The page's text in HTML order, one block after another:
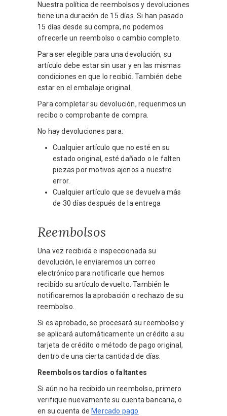
Nuestra política de reembolsos y devoluciones
tiene una duración de 15 días. Si han pasado
15 días desde su compra, no podemos
ofrecerle un reembolso o cambio completo.
Para ser elegible para una devolución, su
artículo debe estar sin usar y en las mismas
condiciones en que lo recibió. También debe
estar en el embalaje original.
Para completar su devolución, requerimos un
recibo o comprobante de compra.
No hay devoluciones para:
Cualquier artículo que no esté en su
estado original, esté dañado o le falten
piezas por motivos ajenos a nuestro
error.
Cualquier artículo que se devuelva más
de 30 días después de la entrega
Reembolsos
Una vez recibida e inspeccionada su
devolución, le enviaremos un correo
electrónico para notificarle que hemos
recibido su artículo devuelto. También le
notificaremos la aprobación o rechazo de su
reembolso.
Si es aprobado, se procesará su reembolso y
se aplicará automáticamente un crédito a su
tarjeta de crédito o método de pago original,
dentro de una cierta cantidad de días.
Reembolsos tardíos o faltantes
Si aún no ha recibido un reembolso, primero
verifique nuevamente su cuenta bancaria, o
en su cuenta de Mercado pago